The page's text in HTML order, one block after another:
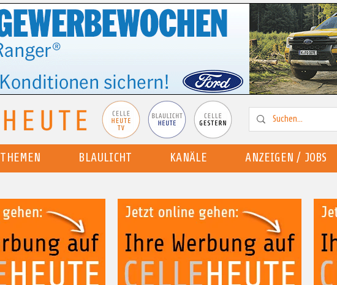
THEMEN BLAULICHT KANÄLE ANZEIGEN / JOBS